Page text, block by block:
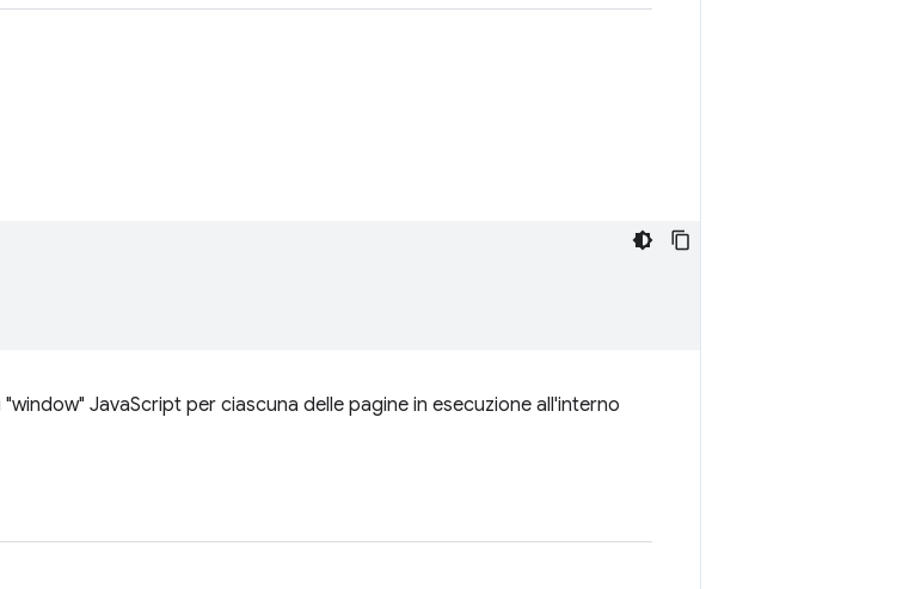
JavaScript per ciascuna delle pagine in esecuzione all'interno